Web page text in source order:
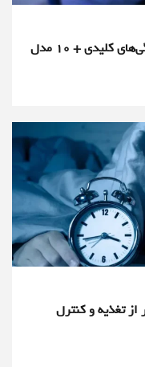
بهترین مانیتور گیمینگ کدام است؟ ویژگی‌های کلیدی + 10 مدل
تغذیه و کنترل